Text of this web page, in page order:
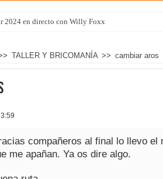
2024 en directo con Willy Foxx
TALLER Y BRICOMANÍA >> cambiar aros
compañeros al final lo llevo el
me apañan. Ya os dire algo.